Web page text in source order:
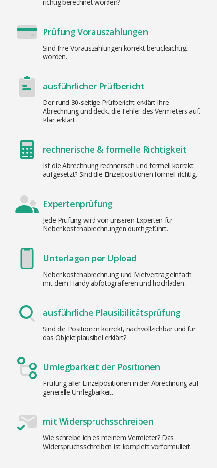
richtig berechnet worden?
Prüfung Vorauszahlungen
Sind Ihre Vorauszahlungen korrekt berücksichtigt
worden.
ausführlicher Prüfbericht
Der rund 30-seitige Prüfbericht erklärt Ihre
Abrechnung und deckt die Fehler des Vermieters auf.
Klar erklärt.
rechnerische & formelle Richtigkeit
Ist die Abrechnung rechnerisch und formell korrekt
aufgesetzt? Sind die Einzelpositionen formell richtig.
Expertenprüfung
Jede Prüfung wird von unseren Experten für
Nebenkostenabrechnungen durchgeführt.
Unterlagen per Upload
Nebenkostenabrechnung und Mietvertrag einfach
mit dem Handy abfotografieren und hochladen.
ausführliche Plausibilitätsprüfung
Sind die Positionen korrekt, nachvollziehbar und für
das Objekt plausibel erklärt?
Umlegbarkeit der Positionen
Prüfung aller Einzelpositionen in der Abrechnung auf
generelle Umlegbarkeit.
mit Widerspruchsschreiben
Wie schreibe ich es meinem Vermieter? Das
Widerspruchsschreiben ist komplett vorformuliert.